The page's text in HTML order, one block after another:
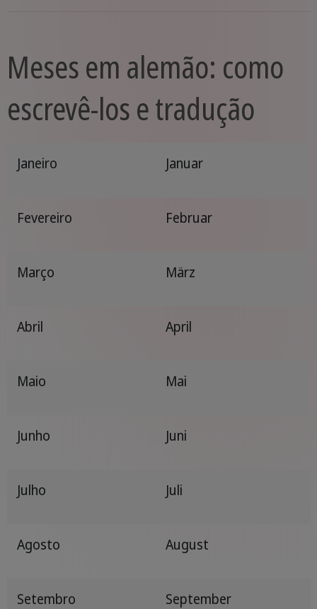
Meses em alemão: como
escrevê-los e tradução
Janeiro Januar
Fevereiro Februar
Março März
Abril April
Maio Mai
Junho Juni
Julho Juli
Agosto August
Setembro September